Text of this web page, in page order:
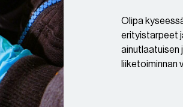
Olipa
erityistarpeet
ainutlaatuisen
liiketoiminnan